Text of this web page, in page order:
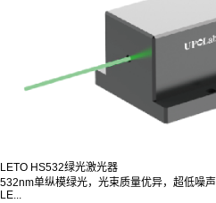
LETO HS532绿光激光器
532nm单纵模绿光，光束质量优异，超低噪声
LE...